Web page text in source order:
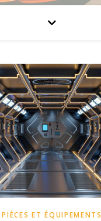
PIÈCES ET ÉQUIPEMENTS